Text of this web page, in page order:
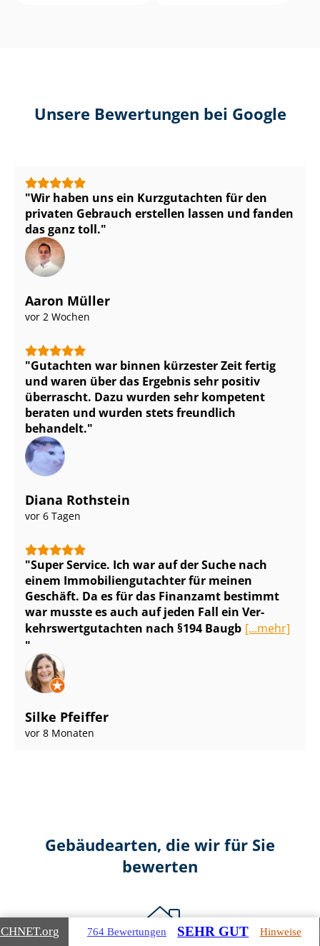
Unsere Bewertungen bei Google
Wir haben uns ein Kurzgutachten für den
privaten Gebrauch erstellen lassen und fanden
das ganz toll.
Aaron Müller
vor 2 Wochen
Gutachten war binnen kürzester Zeit fertig
und waren über das Ergebnis sehr positiv
überrascht. Dazu wurden sehr kompetent
beraten und wurden stets freundlich
behandelt.
Diana Rothstein
vor 6 Tagen
Super Service. Ich war auf der Suche nach
einem Im­mo­bi­li­en­gut­ach­ter für meinen
Geschäft. Da es für das Finanzamt bestimmt
war musste es auch auf jeden Fall ein Ver­
kehrs­wert­gut­ach­ten nach §194 Baugb [...mehr]
Silke Pfeiffer
vor 8 Monaten
Gebäudearten, die wir für Sie
bewerten
.org 764 Bewertungen SEHR GUT Hinweise